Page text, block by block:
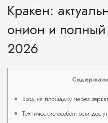
Кракен:
онион и полный
2026
Вход на площадку через
Технические особенности